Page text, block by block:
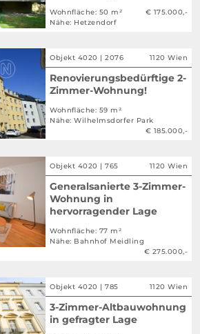
Wohnfläche: 50 m²
Nähe: Hetzendorf
€ 175.000,-
Objekt 4020 | 2076 1120 Wien
Renovierungsbedürftige 2-
Zimmer-Wohnung!
Wohnfläche: 59 m²
Nähe: Wilhelmsdorfer Park
€ 185.000,-
Objekt 4020 | 765 1120 Wien
Generalsanierte 3-Zimmer-
Wohnung in
hervorragender Lage
Wohnfläche: 77 m²
Nähe: Bahnhof Meidling
€ 275.000,-
Objekt 4020 | 785 1120 Wien
3-Zimmer-Altbauwohnung
in gefragter Lage